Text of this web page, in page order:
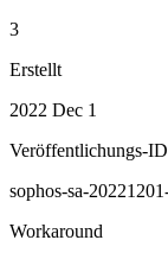
3
Erstellt
2022 Dec 1
Veröffentlichungs-ID
sophos-sa-
Workaround